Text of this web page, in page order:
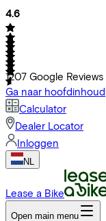
4.6
1207 Google Reviews
Ga naar hoofdinhoud
Calculator
Dealer Locator
Inloggen
NL
Lease a Bike
Open main menu